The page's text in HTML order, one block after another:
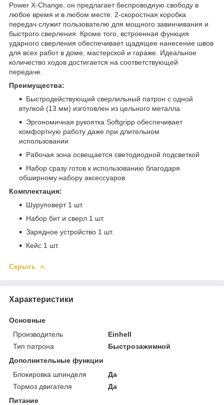
Power X-Change, он предлагает беспроводную свободу в
любое время и в любом месте. 2-скоростная коробка
передач служит пользователю для мощного завинчивания и
быстрого сверления. Кроме того, встроенная функция
ударного сверления обеспечивает щадящее нанесение швов
для всех работ в доме, мастерской и гараже. Идеальное
количество ходов достигается на соответствующей
передаче.
Преимущества:
Быстродействующий сверлильный патрон с одной
втулкой (13 мм) изготовлен из цельного металла
Эргономичная рукоятка Softgripp обеспечивает
комфортную работу даже при длительном
использовании
Рабочая зона освещается светодиодной подсветкой
Набор сразу готов к использованию благодаря
обширному набору аксессуаров
Комплектация:
Шуруповерт 1 шт.
Набор бит и сверл 1 шт.
Зарядное устройство 1 шт.
Кейс 1 шт.
Скрыть
Характеристики
Основные
Производитель
Einhell
Тип патрона
Быстрозажимной
Дополнительные функции
Блокировка шпинделя
Да
Тормоз двигателя
Да
Питание